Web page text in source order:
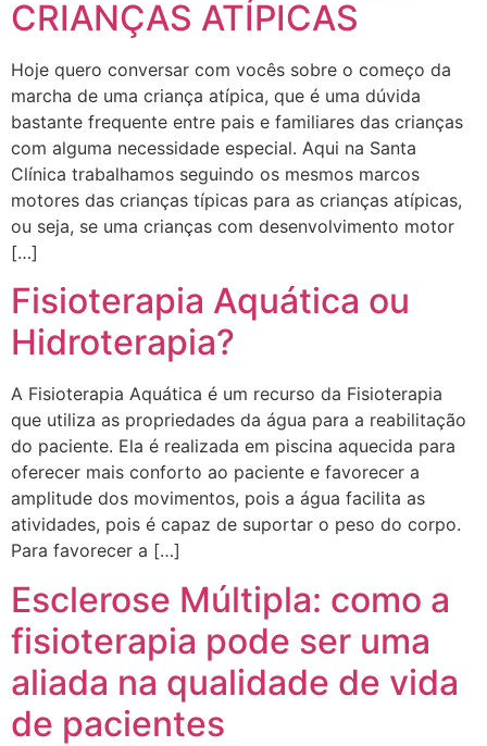
CRIANÇAS ATÍPICAS
Hoje quero conversar com vocês sobre o começo da
marcha de uma criança atípica, que é uma dúvida
bastante frequente entre pais e familiares das crianças
com alguma necessidade especial. Aqui na Santa
Clínica trabalhamos seguindo os mesmos marcos
motores das crianças típicas para as crianças atípicas,
ou seja, se uma crianças com desenvolvimento motor
[…]
Fisioterapia Aquática ou
Hidroterapia?
A Fisioterapia Aquática é um recurso da Fisioterapia
que utiliza as propriedades da água para a reabilitação
do paciente. Ela é realizada em piscina aquecida para
oferecer mais conforto ao paciente e favorecer a
amplitude dos movimentos, pois a água facilita as
atividades, pois é capaz de suportar o peso do corpo.
Para favorecer a […]
Esclerose Múltipla: como a
fisioterapia pode ser uma
aliada na qualidade de vida
de pacientes